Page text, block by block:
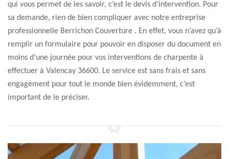
qui vous permet de les savoir, c’est le devis d’intervention. Pour
sa demande, rien de bien compliquer avec notre entreprise
professionnelle Berrichon Couverture . En effet, vous n’avez qu’à
remplir un formulaire pour pouvoir en disposer du document en
moins d’une journée pour vos interventions de charpente à
effectuer à Valencay 36600. Le service est sans frais et sans
engagement pour tout le monde bien évidemment, c’est
important de le préciser.